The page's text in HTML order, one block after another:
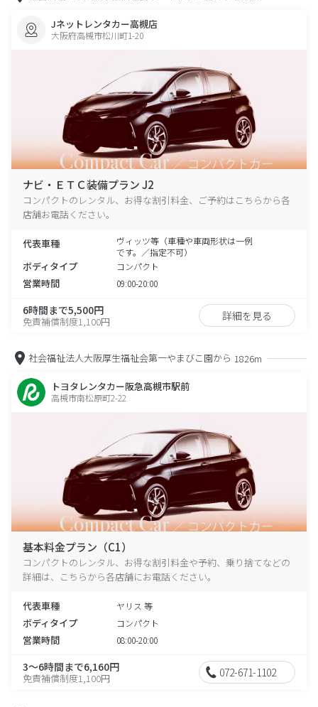
Jネットレンタカー高槻店
大阪府高槻市松川町1-20
ナビ・ＥＴＣ装備プラン J2
コンパクトのレンタル、お得な割引料金、ご予約はこちらから各
店舗お電話ください。
代表車種
ヴィッツ等（車種や車両形状は一例
です。／指定不可）
ボディタイプ コンパクト
営業時間 09:00-20:00
6時間まで5,500円
免責補償制度1,100円 詳細を見る
社会福祉法人大阪厚生福祉会第一やまびこ園から 1826m
トヨタレンタカー阪急高槻市駅前
高槻市南松原町2-22
基本料金プラン（C1）
コンパクトのレンタル、お得な割引料金や予約、乗り捨てなどの
詳細は、こちらから各店舗にお電話ください。
代表車種 ヤリス 等
ボディタイプ コンパクト
営業時間 08:00-20:00
3～6時間まで6,160円
免責補償制度1,100円 072-671-1102